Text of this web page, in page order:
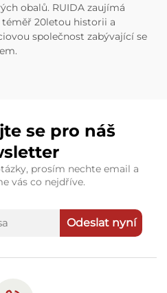
obalů. RUIDA zaujímá
téměř 20letou historii a
společnost zabývající se
se pro náš
prosím nechte email a
vás co nejdříve.
Odeslat nyní